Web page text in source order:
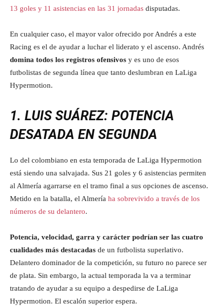
13 goles y 11 asistencias en las 31 jornadas disputadas.
En cualquier caso, el mayor valor ofrecido por Andrés a este
Racing es el de ayudar a luchar el liderato y el ascenso. Andrés
domina todos los registros ofensivos y es uno de esos
futbolistas de segunda línea que tanto deslumbran en LaLiga
Hypermotion.
1. LUIS SUÁREZ: POTENCIA
DESATADA EN SEGUNDA
Lo del colombiano en esta temporada de LaLiga Hypermotion
está siendo una salvajada. Sus 21 goles y 6 asistencias permiten
al Almería agarrarse en el tramo final a sus opciones de ascenso.
Metido en la batalla, el Almería ha sobrevivido a través de los
números de su delantero.
Potencia, velocidad, garra y carácter podrían ser las cuatro
cualidades más destacadas de un futbolista superlativo.
Delantero dominador de la competición, su futuro no parece ser
de plata. Sin embargo, la actual temporada la va a terminar
tratando de ayudar a su equipo a despedirse de LaLiga
Hypermotion. El escalón superior espera.